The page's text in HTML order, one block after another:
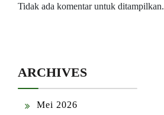
Tidak ada komentar untuk ditampilkan.
ARCHIVES
Mei 2026